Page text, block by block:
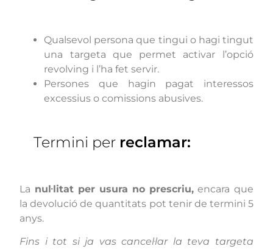
Qualsevol persona que tingui o hagi tingut
una targeta que permet activar l’opció
revolving i l’ha fet servir.
Persones que hagin pagat interessos
excessius o comissions abusives.
Termini per reclamar:
La nul·litat per usura no prescriu, encara que
la devolució de quantitats pot tenir de termini 5
anys.
Fins i tot si ja vas cancel·lar la teva targeta